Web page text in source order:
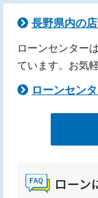
長野県内の
ローンセンター
ています。お気
ローンセン
ローン